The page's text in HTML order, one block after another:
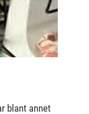
blant annet